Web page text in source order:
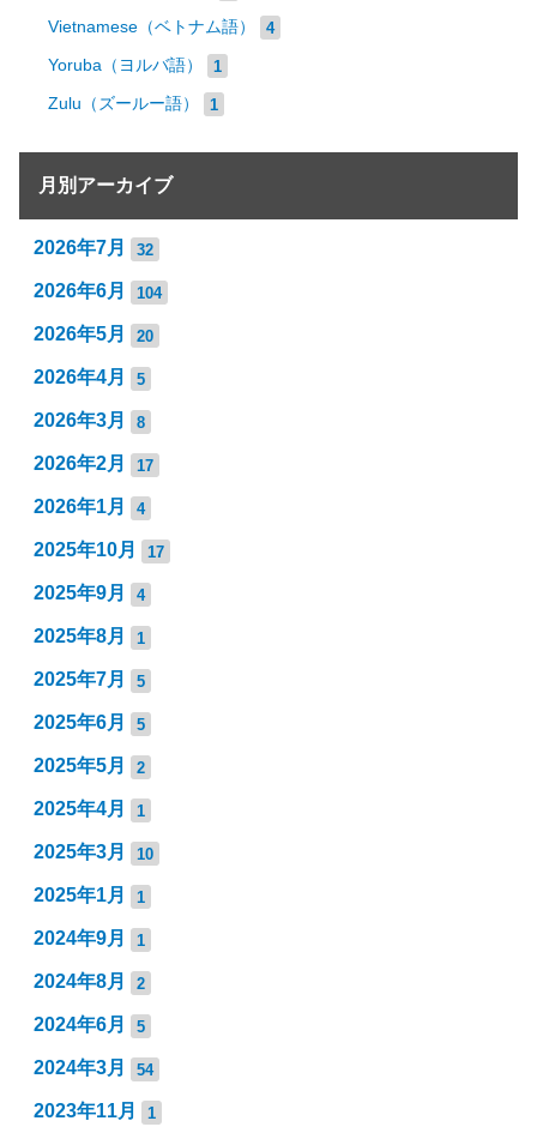
Vietnamese（ベトナム語） 4
Yoruba（ヨルバ語） 1
Zulu（ズールー語） 1
月別アーカイブ
2026年7月 32
2026年6月 104
2026年5月 20
2026年4月 5
2026年3月 8
2026年2月 17
2026年1月 4
2025年10月 17
2025年9月 4
2025年8月 1
2025年7月 5
2025年6月 5
2025年5月 2
2025年4月 1
2025年3月 10
2025年1月 1
2024年9月 1
2024年8月 2
2024年6月 5
2024年3月 54
2023年11月 1